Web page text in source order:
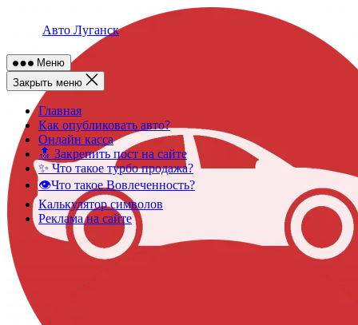
Авто Луганск
Меню
Закрыть меню
Главная
Как опубликовать авто?
Онлайн касса
🔝 Закрепить пост на сайте
✨ Что такое турбо продажа?
👁️Что такое Вовлеченность?
Калькулятор символов
Реклама на сайте